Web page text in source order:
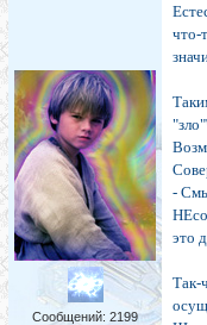
Сообщений: 2199
что-
-
это
Так-